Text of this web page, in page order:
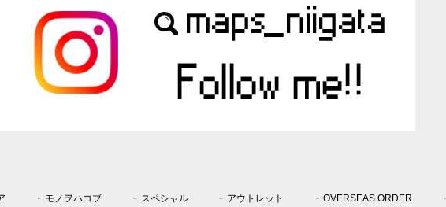
モノヲハコブ スペシャル アウトレット OVERSEAS ORDER